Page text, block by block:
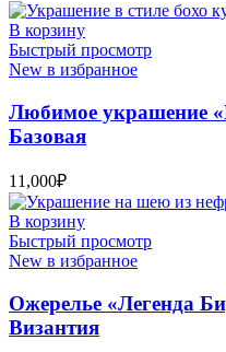
В корзину
Быстрый просмотр
New в избранное
Любимое украшение
Базовая
11,000₽
В корзину
Быстрый просмотр
New в избранное
Ожерелье «Легенда
Византия